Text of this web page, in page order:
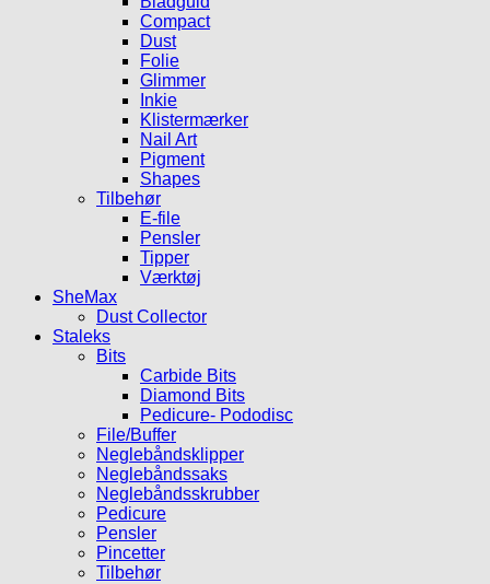
Compact
Dust
Folie
Glimmer
Inkie
Klistermærker
Nail Art
Pigment
Shapes
Tilbehør
E-file
Pensler
Tipper
Værktøj
SheMax
Dust Collector
Staleks
Bits
Carbide Bits
Diamond Bits
Pedicure- Pododisc
File/Buffer
Neglebåndsklipper
Neglebåndssaks
Neglebåndsskrubber
Pedicure
Pensler
Pincetter
Tilbehør